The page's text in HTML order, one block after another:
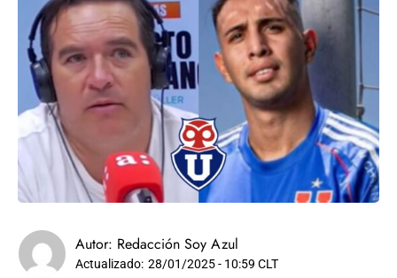
Autor: Redacción Soy Azul
Actualizado: 28/01/2025 - 10:59 CLT